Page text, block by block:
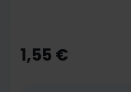
the
beginning
1,55 €